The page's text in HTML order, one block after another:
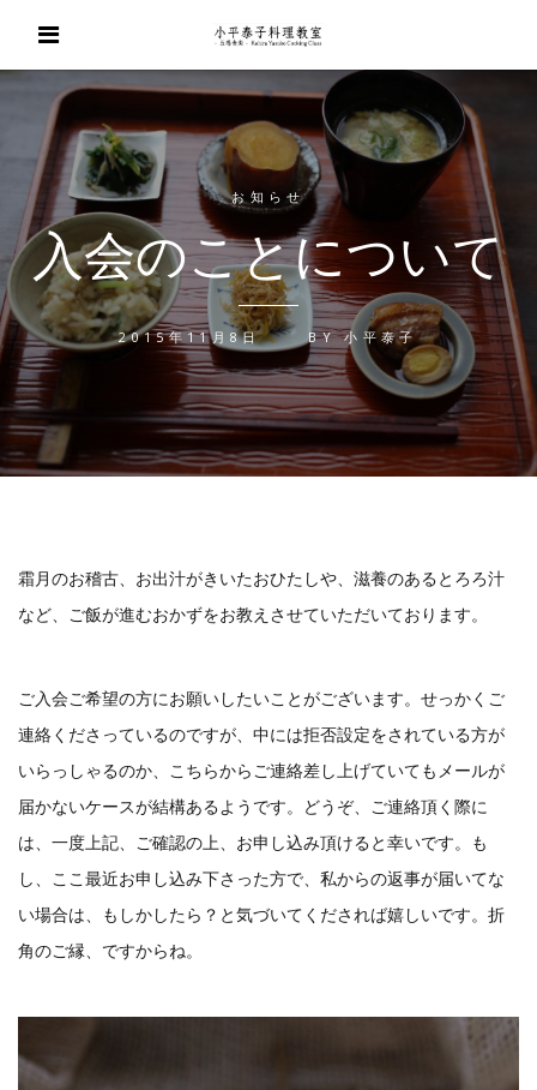
お知らせ
入会のことについて
2015年11月8日 BY小平泰子
霜月のお稽古、お出汁がきいたおひたしや、滋養のあるとろろ汁
など、ご飯が進むおかずをお教えさせていただいております。
ご入会ご希望の方にお願いしたいことがございます。せっかくご
連絡くださっているのですが、中には拒否設定をされている方が
いらっしゃるのか、こちらからご連絡差し上げていてもメールが
届かないケースが結構あるようです。どうぞ、ご連絡頂く際に
は、一度上記、ご確認の上、お申し込み頂けると幸いです。も
し、ここ最近お申し込み下さった方で、私からの返事が届いてな
い場合は、もしかしたら？と気づいてくだされば嬉しいです。折
角のご縁、ですからね。